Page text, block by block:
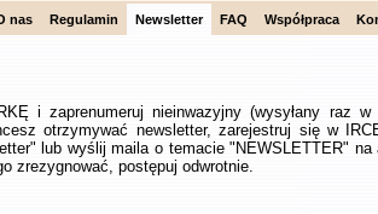
nas Regulamin Newsletter FAQ Współpraca
i zaprenumeruj nieinwazyjny (wysyłany raz
otrzymywać newsletter, zarejestruj się w
lub wyślij maila o temacie "NEWSLETTER" na
zrezygnować, postępuj odwrotnie.